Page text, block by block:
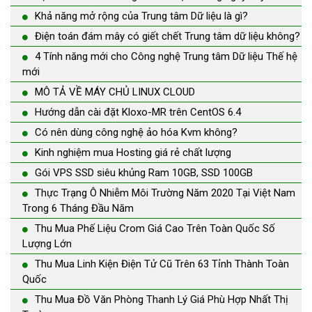
Khả năng mở rộng của Trung tâm Dữ liệu là gì?
Điện toán đám mây có giết chết Trung tâm dữ liệu không?
4 Tính năng mới cho Công nghệ Trung tâm Dữ liệu Thế hệ
mới
MÔ TẢ VỀ MÁY CHỦ LINUX CLOUD
Hướng dẫn cài đặt Kloxo-MR trên CentOS 6.4
Có nên dùng công nghệ ảo hóa Kvm không?
Kinh nghiệm mua Hosting giá rẻ chất lượng
Gói VPS SSD siêu khủng Ram 10GB, SSD 100GB
Thực Trạng Ô Nhiễm Môi Trường Năm 2020 Tại Việt Nam
Trong 6 Tháng Đầu Năm
Thu Mua Phế Liệu Crom Giá Cao Trên Toàn Quốc Số
Lượng Lớn
Thu Mua Linh Kiện Điện Tử Cũ Trên 63 Tỉnh Thành Toàn
Quốc
Thu Mua Đồ Văn Phòng Thanh Lý Giá Phù Hợp Nhất Thị